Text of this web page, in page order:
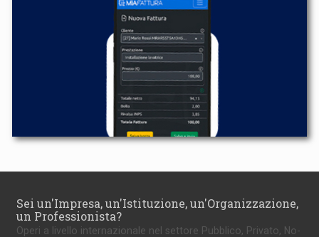
Sei un'Impresa, un'Istituzione, un'Organizzazione,
un Professionista?
Operi a livello internazionale nel settore Pubblico, Privato, No-